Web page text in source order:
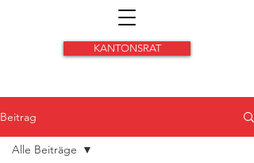
KANTONSRAT
Beitrag
Alle Beiträge